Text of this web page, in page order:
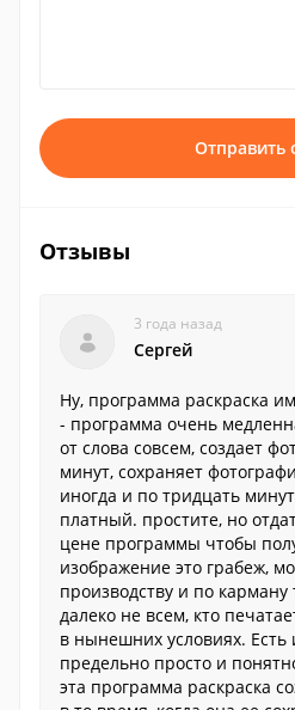
Отправить
Отзывы
3 года назад
Сергей
Ну, программа раскраска
- программа очень
от слова совсем, создает
минут, сохраняет
иногда и по тридцать
платный. простите, но
цене программы чтобы
изображение это грабеж,
производству и по карману
далеко не всем, кто
в нынешних условиях.
предельно просто и
эта программа раскраска